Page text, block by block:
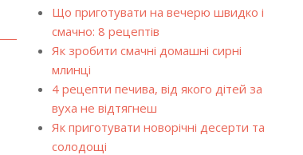
Що приготувати на вечерю швидко і
смачно: 8 рецептів
Як зробити смачні домашні сирні
млинці
4 рецепти печива, від якого дітей за
вуха не відтягнеш
Як приготувати новорічні десерти та
солодощі